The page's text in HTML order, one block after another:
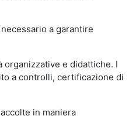
a garantire
e didattiche. I
a controlli, certificazione di
in maniera